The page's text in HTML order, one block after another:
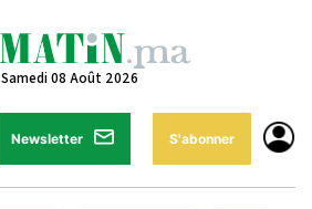
Samedi 08 Août 2026
Newsletter S'abonner